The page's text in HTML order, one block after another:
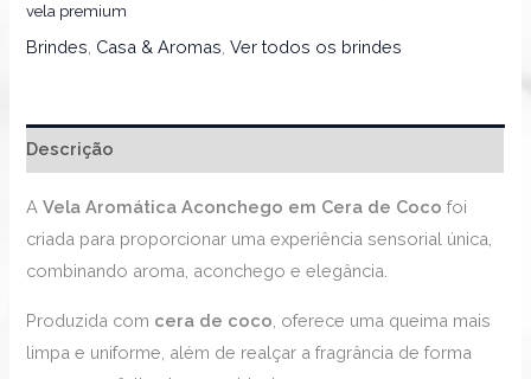
vela premium
Brindes Casa & Aromas ,Ver todos os brindes
Descrição
AVela Aromática Aconchego em Cera de Coco foi
criada para proporcionar uma experiência sensorial única,
combinando aroma, aconchego e elegância.
Produzida com cera de coco , oferece uma queima mais
limpa e uniforme, além de realçar a fragrância de forma